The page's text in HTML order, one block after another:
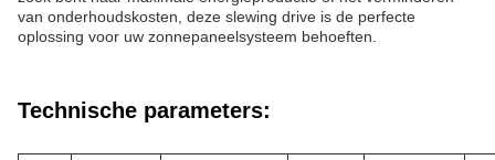
van onderhoudskosten, deze slewing drive is de perfecte
oplossing voor uw zonnepaneelsysteem behoeften.
Technische parameters: